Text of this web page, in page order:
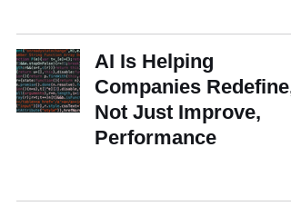
AI Is Helping
Companies Redefine,
Not Just Improve,
Performance